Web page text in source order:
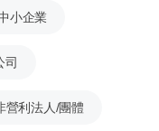
小企業
司
營利法人/團體